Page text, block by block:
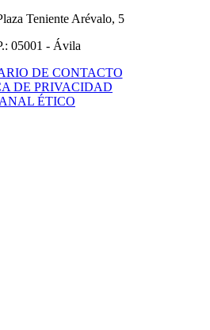
Teniente Arévalo, 5
05001 - Ávila
DE CONTACTO
DE PRIVACIDAD
ÉTICO